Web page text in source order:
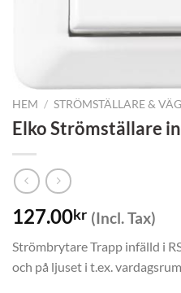
HEM / STRÖMSTÄLLARE &
Elko Strömställare
127.00kr (Incl. Tax)
Strömbrytare Trapp infälld i
och på ljuset i t.ex.